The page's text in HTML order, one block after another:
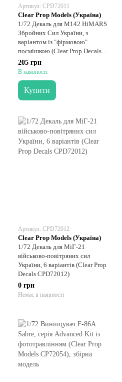
Артикул: CPD72011
Clear Prop Models (Україна)
1/72 Декаль для M142 HiMARS
Збройних Сил України, з
варіантом із "фірмовою"
посмішкою (Clear Prop Decals
CPD72011)
205 грн
В наявності
Купити
Артикул: CPD72012
Clear Prop Models (Україна)
1/72 Декаль для МіГ-21
військово-повітряних сил
України, 6 варіантів (Clear Prop
Decals CPD72012)
0 грн
Немає в наявності